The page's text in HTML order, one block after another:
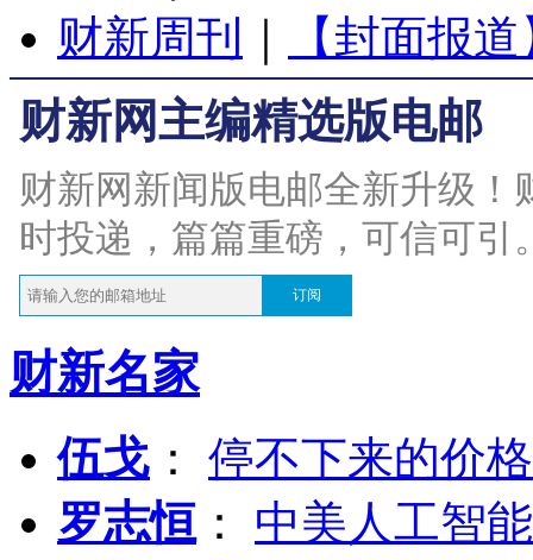
财新周刊
【封面报
财新网主编精选版电邮
财新网新闻版电邮全新升级
时投递，篇篇重磅，可信可引
订阅
财新名家
伍戈 ： 停不下来的价
罗志恒 ： 中美人工智